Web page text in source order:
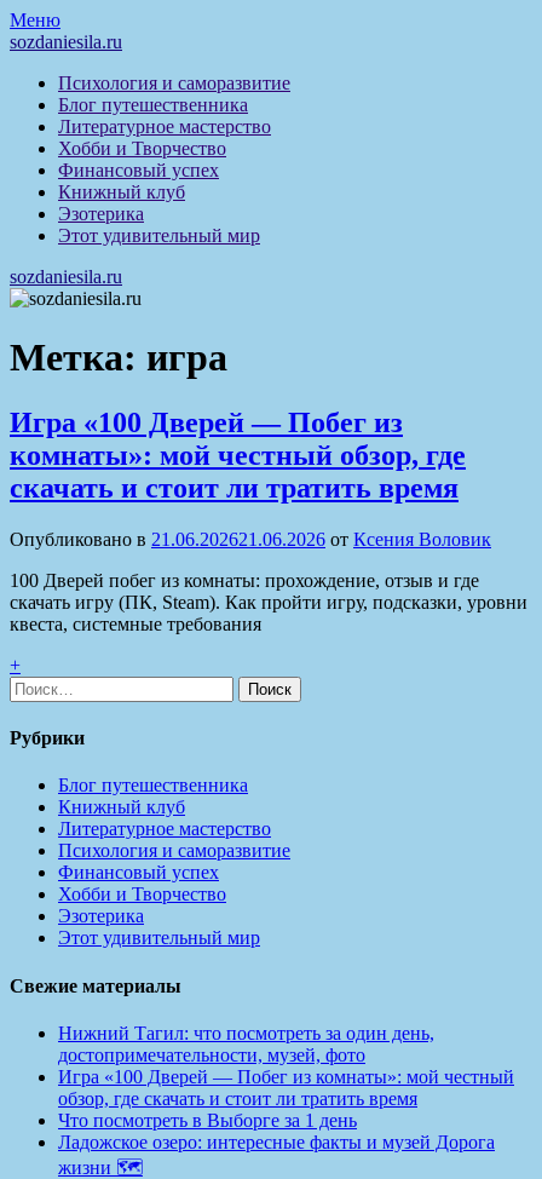
Перейти
к
Меню
sozdaniesila.ru
Психология и саморазвитие
Блог путешественника
Литературное мастерство
Хобби и Творчество
Финансовый успех
Книжный клуб
Эзотерика
Этот удивительный мир
sozdaniesila.ru
Метка: игра
Игра «100 Дверей — Побег из
комнаты»: мой честный обзор, где
скачать и стоит ли тратить время
Опубликовано в 21.06.202621.06.2026 от Ксения Воловик
100 Дверей побег из комнаты: прохождение, отзыв и где
скачать игру (ПК, Steam). Как пройти игру, подсказки, уровни
квеста, системные требования
+
Найти:
Рубрики
Блог путешественника
Книжный клуб
Литературное мастерство
Психология и саморазвитие
Финансовый успех
Хобби и Творчество
Эзотерика
Этот удивительный мир
Свежие материалы
Нижний Тагил: что посмотреть за один день,
достопримечательности, музей, фото
Игра «100 Дверей — Побег из комнаты»: мой честный
обзор, где скачать и стоит ли тратить время
Что посмотреть в Выборге за 1 день
Ладожское озеро: интересные факты и музей Дорога
жизни 🗺️